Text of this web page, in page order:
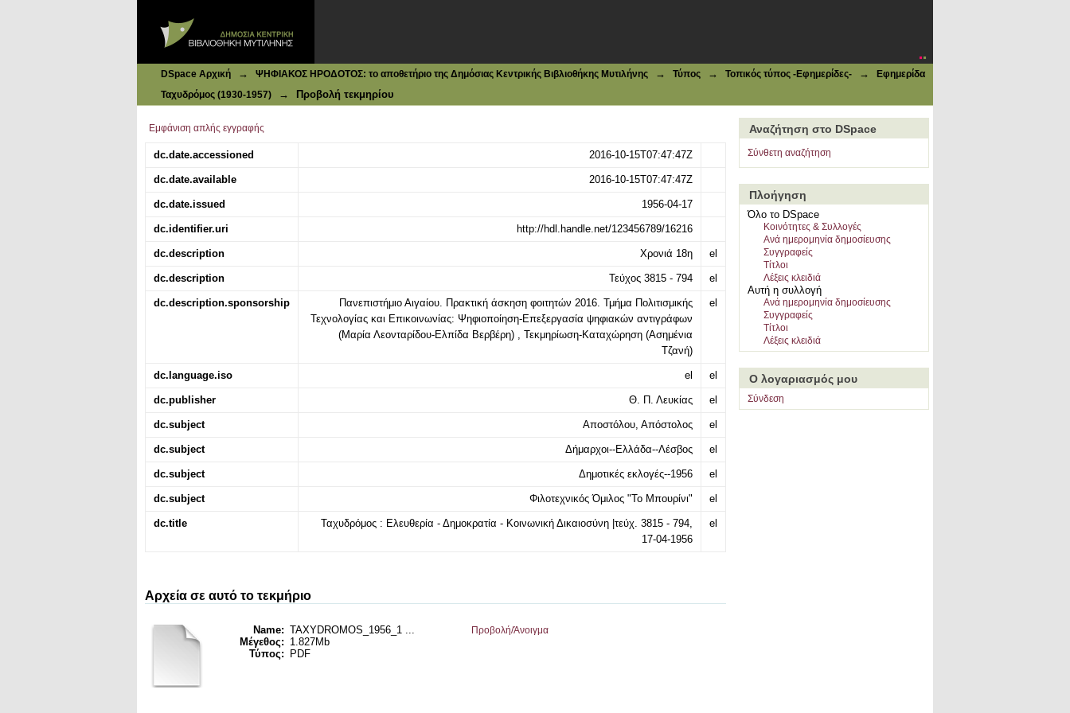
DSpace Αρχική → ΨΗΦΙΑΚΟΣ ΗΡΟΔΟΤΟΣ: το αποθετήριο της Δημόσιας Κεντρικής Βιβλιοθήκης Μυτιλήνης → Τύπος → Τοπικός τύπος -Εφημερίδες- →
Εφημερίδα
Ταχυδρόμος (1930-1957)
→ Προβολή τεκμηρίου
Εμφάνιση απλής εγγραφής
dc.date.accessioned 2016-10-15T07:47:47Z
dc.date.available 2016-10-15T07:47:47Z
dc.date.issued 1956-04-17
dc.identifier.uri http://hdl.handle.net/123456789/16216
dc.description Χρονιά 18η el
dc.description Τεύχος 3815 - 794 el
dc.description.sponsorship
Πανεπιστήμιο Αιγαίου. Πρακτική άσκηση φοιτητών 2016. Τμήμα Πολιτισμικής
Τεχνολογίας και Επικοινωνίας: Ψηφιοποίηση-Επεξεργασία ψηφιακών αντιγράφων
(Μαρία Λεονταρίδου-Ελπίδα Βερβέρη) , Τεκμηρίωση-Καταχώρηση (Ασημένια
Τζανή)
el
dc.language.iso el el
dc.publisher Θ. Π. Λευκίας el
dc.subject Αποστόλου, Απόστολος el
dc.subject Δήμαρχοι--Ελλάδα--Λέσβος el
dc.subject Δημοτικές εκλογές--1956 el
dc.subject Φιλοτεχνικός Όμιλος "Το Μπουρίνι" el
dc.title
Ταχυδρόμος : Ελευθερία - Δημοκρατία - Κοινωνική Δικαιοσύνη |τεύχ. 3815 - 794,
17-04-1956
el
Αρχεία σε αυτό το τεκμήριο
Name: TAXYDROMOS_1956_1 ...
Μέγεθος: 1.827Mb
Τύπος:
PDF
Προβολή/Άνοιγμα
Αναζήτηση στο DSpace
Σύνθετη αναζήτηση
Πλοήγηση
Όλο το DSpace
Κοινότητες & Συλλογές
Ανά ημερομηνία δημοσίευσης
Συγγραφείς
Τίτλοι
Λέξεις κλειδιά
Αυτή η συλλογή
Ανά ημερομηνία δημοσίευσης
Συγγραφείς
Τίτλοι
Λέξεις κλειδιά
Ο λογαριασμός μου
Σύνδεση